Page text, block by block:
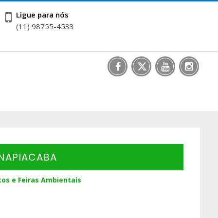
Ligue para nós
(11) 98755-4533
e Feiras Ambientais